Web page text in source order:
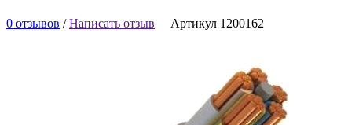
0 отзывов /Написать отзыв Артикул 1200162